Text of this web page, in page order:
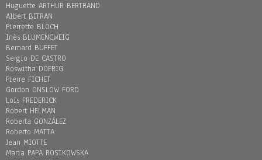
Huguette ARTHUR BERTRAND
Albert BITRAN
Pierrette BLOCH
Inès BLUMENCWEIG
Bernard BUFFET
Sergio DE CASTRO
Roswitha DOERIG
Pierre FICHET
Gordon ONSLOW FORD
Loïs FREDERICK
Robert HELMAN
Roberta GONZÁLEZ
Roberto MATTA
Jean MIOTTE
Maria PAPA ROSTKOWSKA